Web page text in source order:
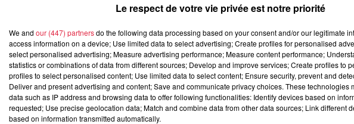
Le respect de votre vie privée est notre priorité
We and our (447) partnersdo the following data processing based on your consent and/or our legitimate
access information on a device; Use limited data to select advertising; Create profiles for personalised
select personalised advertising; Measure advertising performance; Measure content performance;
statistics or combinations of data from different sources; Develop and improve services; Create profiles to
profiles to select personalised content; Use limited data to select content; Ensure security, prevent and
Deliver and present advertising and content; Save and communicate privacy choices. These technologies
data such as IP address and browsing data to offer following functionalities: Identify devices based on
requested; Use precise geolocation data; Match and combine data from other data sources; Link different
based on information transmitted automatically.